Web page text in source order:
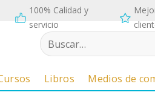
100% Calidad y
servicio
Buscar
por:
Libros Medios de